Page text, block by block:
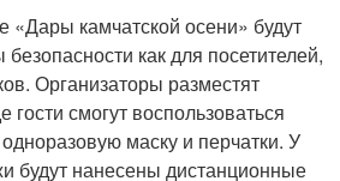
«Дары камчатской осени» будут
как для посетителей,
Организаторы разместят
гости смогут воспользоваться
маску и перчатки. У
будут нанесены дистанционные